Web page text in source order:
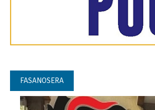
FASANOSERA